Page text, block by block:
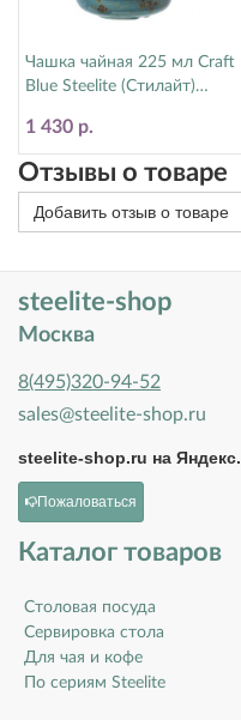
Чашка чайная 225 мл Craft
Blue Steelite (Стилайт)
1 430 р.
Отзывы о товаре
Добавить отзыв о товаре
steelite-shop
Москва
8(495)320-94-52
sales@steelite-shop.ru
steelite-shop.ru на Яндекс.
Пожаловаться
Каталог товаров
Столовая посуда
Сервировка стола
Для чая и кофе
По сериям Steelite